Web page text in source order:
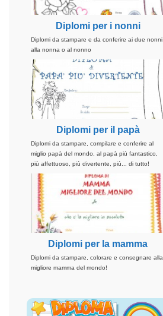
Diplomi per i nonni
Diplomi da stampare e da conferire ai due nonni,
alla nonna o al nonno
Diplomi per il papà
Diplomi da stampare, compilare e conferire al
miglio papà del mondo, al papà più fantastico,
più affettuoso, più divertente, più... di tutto!
Diplomi per la mamma
Diplomi da stampare, colorare e consegnare alla
migliore mamma del mondo!